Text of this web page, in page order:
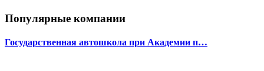
Популярные компании
Государственная автошкола при Академии п…